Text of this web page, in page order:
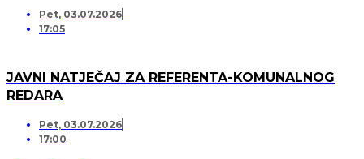
Pet, 03.07.2026
17:05
JAVNI NATJEČAJ ZA REFERENTA-KOMUNALNOG
REDARA
Pet, 03.07.2026
17:00